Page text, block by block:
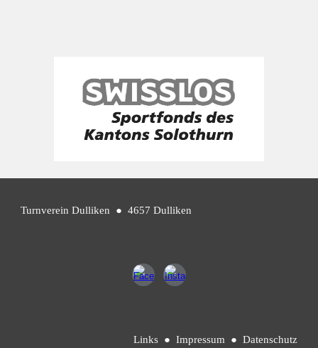
Turnverein Dulliken ● 4657 Dulliken
Links● Impressum ● Datenschutz